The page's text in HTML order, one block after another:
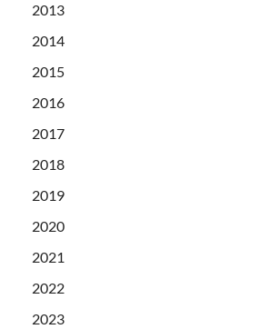
2013
2014
2015
2016
2017
2018
2019
2020
2021
2022
2023